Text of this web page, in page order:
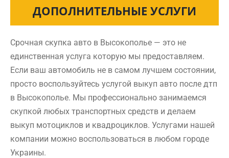
ДОПОЛНИТЕЛЬНЫЕ УСЛУГИ
Срочная скупка авто в Высокополье — это не
единственная услуга которую мы предоставляем.
Если ваш автомобиль не в самом лучшем состоянии,
просто воспользуйтесь услугой выкуп авто после дтп
в Высокополье. Мы профессионально занимаемся
скупкой любых транспортных средств и делаем
выкуп мотоциклов и квадроциклов. Услугами нашей
компании можно воспользоваться в любом городе
Украины.